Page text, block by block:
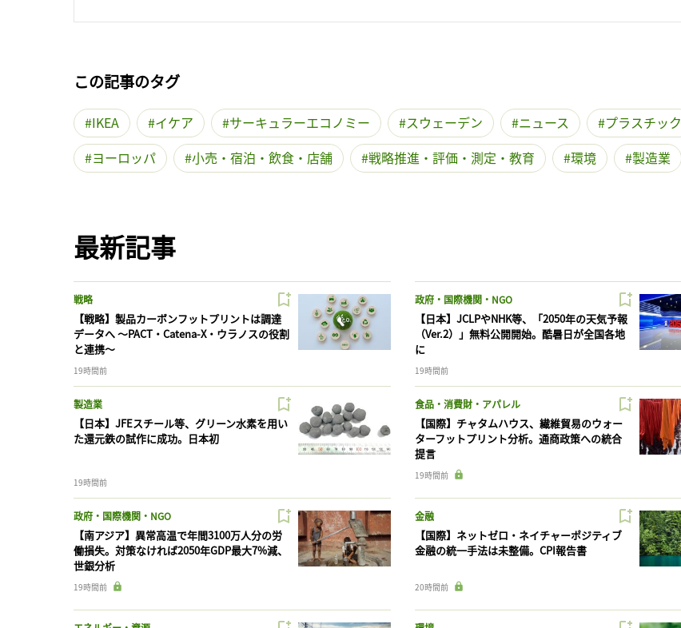
この記事のタグ
IKEA イケア サーキュラーエコノミー スウェーデン ニュース
プラスチック
ヨーロッパ
小売・宿泊・飲食・店舗 戦略推進・評価・測定・教育 環境 製造業
最新記事
戦略
【戦略】製品カーボンフットプリントは調達
データへ 〜PACT・Catena-X・ウラノスの役割
と連携〜
19時間前
政府・国際機関・NGO
【日本】JCLPやNHK等、「2050年の天気予報
（Ver.2）」無料公開開始。酷暑日が全国各地
に
19時間前
製造業
【日本】JFEスチール等、グリーン水素を用い
た還元鉄の試作に成功。日本初
19時間前
食品・消費財・アパレル
【国際】チャタムハウス、繊維貿易のウォー
ターフットプリント分析。通商政策への統合
提言
19時間前
政府・国際機関・NGO
【南アジア】異常高温で年間3100万人分の労
働損失。対策なければ2050年GDP最大7%減、
世銀分析
19時間前
金融
【国際】ネットゼロ・ネイチャーポジティブ
金融の統一手法は未整備。CPI報告書
20時間前